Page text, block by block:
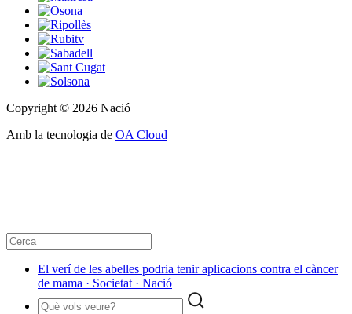
Copyright © 2026 Nació
Amb la tecnologia de OA Cloud
El verí de les abelles podria tenir aplicacions contra el càncer
de mama · Societat · Nació